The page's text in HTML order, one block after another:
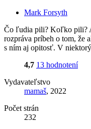
Mark Forsyth
Čo ľudia pili? Koľko pili?
rozpráva príbeh o tom, že
s ním aj opitosť. V
4,7 13 hodnotení
Vydavateľstvo
mamaš, 2022
Počet strán
232